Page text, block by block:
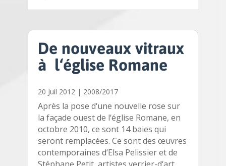
De nouveaux vitraux
à l‘église Romane
20 Juil 2012 | 2008/2017
Après la pose d‘une nouvelle rose sur
la façade ouest de l‘église Romane, en
octobre 2010, ce sont 14 baies qui
seront remplacées. Ce sont des œuvres
contemporaines d‘Elsa Pelissier et de